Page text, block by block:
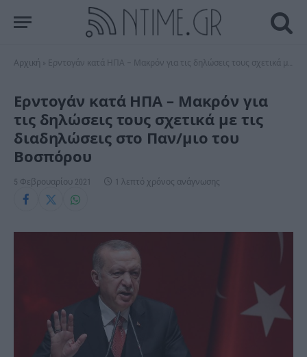
Αρχική Ερντογάν κατά ΗΠΑ – Μακρόν για τις δηλώσεις τους σχετικά με τις διαδηλώσεις στο Παν/μιο του Βοσπόρου
Ερντογάν κατά ΗΠΑ – Μακρόν για
τις δηλώσεις τους σχετικά με τις
διαδηλώσεις στο Παν/μιο του
Βοσπόρου
5 Φεβρουαρίου 2021 1 λεπτό χρόνος ανάγνωσης